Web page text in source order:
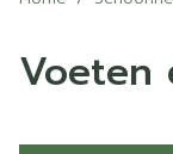
Voeten